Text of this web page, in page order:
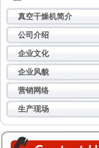
真空干燥机简介
公司介绍
企业文化
企业风貌
营销网络
生产现场